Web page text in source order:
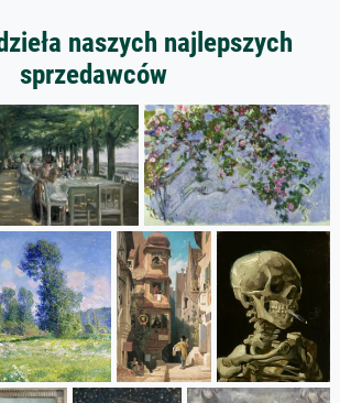
naszych najlepszych
sprzedawców